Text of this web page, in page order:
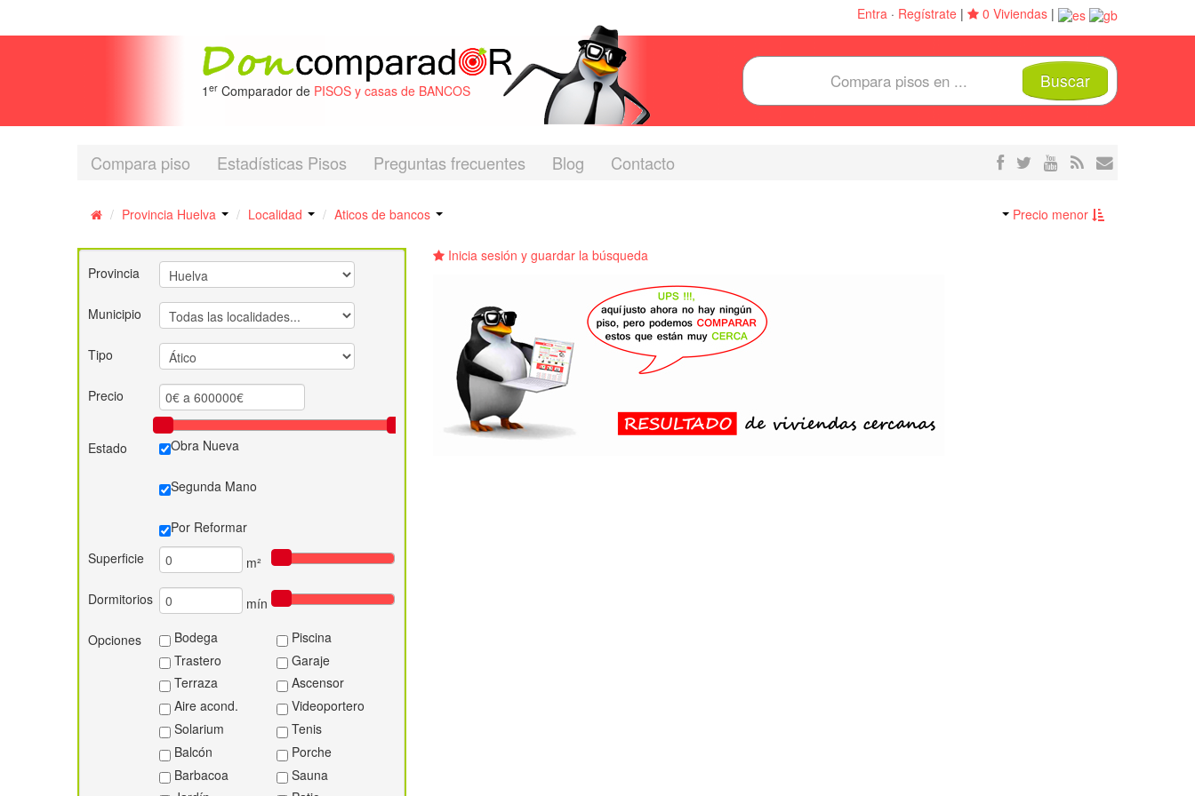
Entra · Regístrate | 0 Viviendas |
1 er Comparador de PISOS y casas de BANCOS Buscar
Compara piso Estadísticas Pisos Preguntas frecuentes Blog Contacto
/ Provincia Huelva / Localidad / Aticos de bancos Precio menor
Provincia
Municipio
Tipo
Precio
Estado Obra Nueva
Segunda Mano
Por Reformar
Superficie
m²
Dormitorios mín
Opciones Bodega
Piscina
Trastero
Garaje
Terraza
Ascensor
Aire acond.
Videoportero
Solarium
Tenis
Balcón
Porche
Barbacoa
Sauna
Inicia sesión y guardar la búsqueda